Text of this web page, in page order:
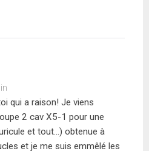
qui a raison! Je viens
2 cav X5-1 pour une
et tout…) obtenue à
et je me suis emmêlé les